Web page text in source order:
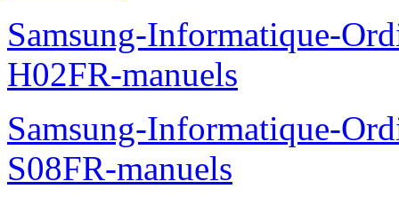
Samsung-Informatique-
H02FR-manuels
Samsung-Informatique-
S08FR-manuels